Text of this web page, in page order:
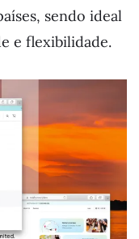
sendo ideal
e flexibilidade.